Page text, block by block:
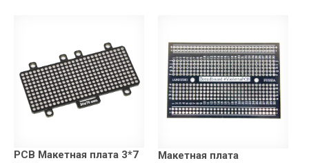
PCB Макетная плата 3*7
Макетная плата